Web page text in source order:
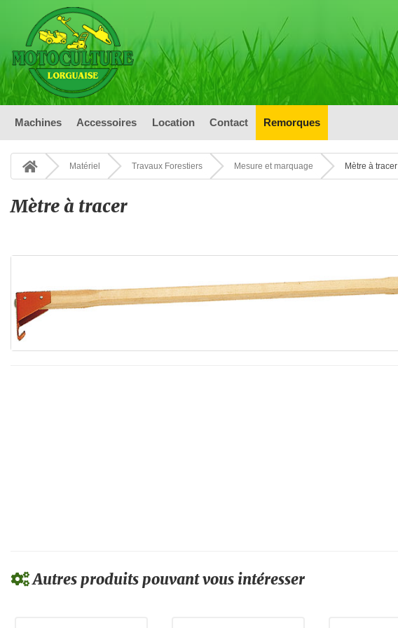
Machines Accessoires Location Contact Remorques
Matériel Travaux Forestiers Mesure et marquage Mètre à tracer
Mètre à tracer
Autres produits pouvant vous intéresser